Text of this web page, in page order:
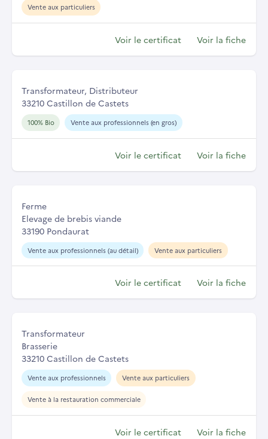
Vente aux particuliers
Voir le certificat Voir la fiche
Transformateur, Distributeur
33210 Castillon de Castets
100% Bio Vente aux professionnels (en gros)
Voir le certificat Voir la fiche
Ferme
Elevage de brebis viande
33190 Pondaurat
Vente aux professionnels (au détail) Vente aux particuliers
Voir le certificat Voir la fiche
Transformateur
Brasserie
33210 Castillon de Castets
Vente aux professionnels Vente aux particuliers
Vente à la restauration commerciale
Voir le certificat Voir la fiche